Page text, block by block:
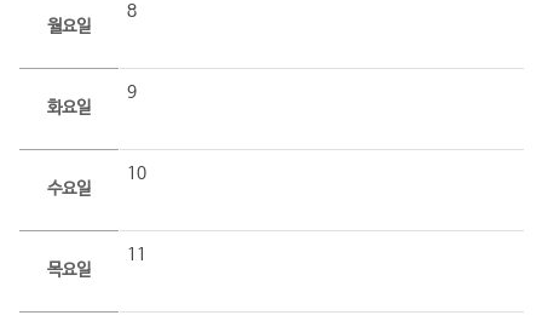
월요일
8
화요일
9
수요일
10
목요일
11